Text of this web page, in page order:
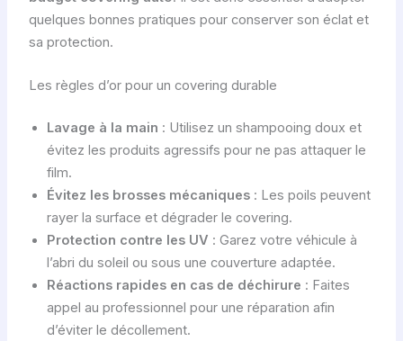
quelques bonnes pratiques pour conserver son éclat et
sa protection.
Les règles d’or pour un covering durable
Lavage à la main : Utilisez un shampooing doux et
évitez les produits agressifs pour ne pas attaquer le
film.
Évitez les brosses mécaniques: Les poils peuvent
rayer la surface et dégrader le covering.
Protection contre les UV : Garez votre véhicule à
l’abri du soleil ou sous une couverture adaptée.
Réactions rapides en cas de déchirure : Faites
appel au professionnel pour une réparation afin
d’éviter le décollement.